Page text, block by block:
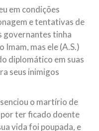
em condições
e tentativas de
governantes tinha
Imam, mas ele (A.S.)
diplomático em suas
seus inimigos
o martírio de
por ter ficado doente
vida foi poupada, e